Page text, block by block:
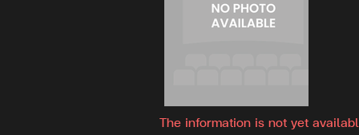
The information is not yet